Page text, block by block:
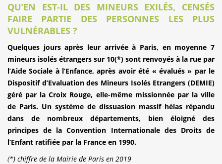
QU’EN EST-IL DES MINEURS EXILÉS, CENSÉS
FAIRE PARTIE DES PERSONNES LES PLUS
VULNÉRABLES ?
Quelques jours après leur arrivée à Paris, en moyenne 7
mineurs isolés étrangers sur 10(*) sont renvoyés à la rue par
l’Aide Sociale à l’Enfance, après avoir été « évalués » par le
Dispositif d’Evaluation des Mineurs Isolés Etrangers (DEMIE)
géré par la Croix Rouge, elle-même missionnée par la ville
de Paris. Un système de dissuasion massif hélas répandu
dans de nombreux départements, bien éloigné des
principes de la Convention Internationale des Droits de
l’Enfant ratifiée par la France en 1990.
(*) chiffre de la Mairie de Paris en 2019